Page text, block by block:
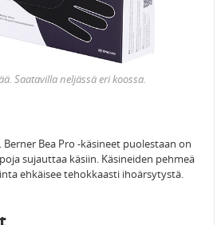
Saatavilla neljässä eri koossa.
Bea Pro -käsineet puolestaan on
sujauttaa käsiin. Käsineiden pehmeä
ehkäisee tehokkaasti ihoärsytystä.